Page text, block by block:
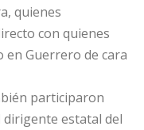
quienes
con quienes
Guerrero de cara
participaron
dirigente estatal del